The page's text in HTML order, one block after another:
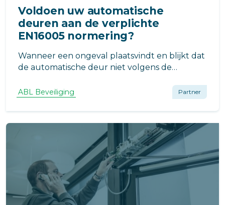
Voldoen uw automatische
deuren aan de verplichte
EN16005 normering?
Wanneer een ongeval plaatsvindt en blijkt dat
de automatische deur niet volgens de
VvE aansprakelijk worden gesteld voor de
ontstane schade. Door tijdig te inspecteren en
te onderhouden voldoet uw VvE aan deze eis.
ABL Beveiliging Partner